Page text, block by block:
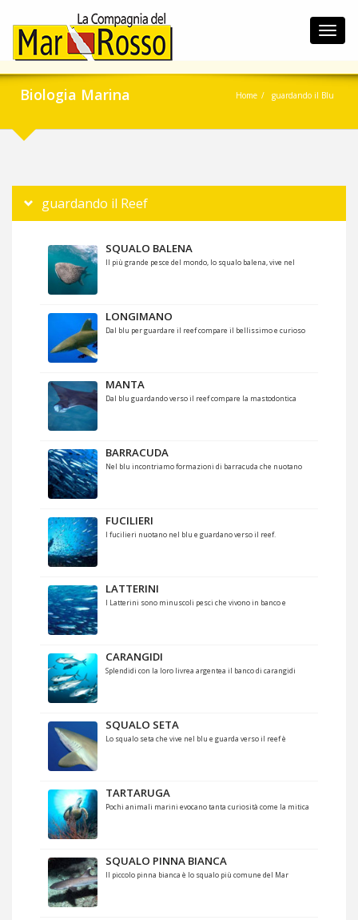
Biologia Marina Home guardando il Blu
guardando il Reef
SQUALO BALENA
Il più grande pesce del mondo, lo squalo balena, vive nel
LONGIMANO
Dal blu per guardare il reef compare il bellissimo e curioso
MANTA
Dal blu guardando verso il reef compare la mastodontica
BARRACUDA
Nel blu incontriamo formazioni di barracuda che nuotano
FUCILIERI
I fucilieri nuotano nel blu e guardano verso il reef.
LATTERINI
I Latterini sono minuscoli pesci che vivono in banco e
CARANGIDI
Splendidi con la loro livrea argentea il banco di carangidi
SQUALO SETA
Lo squalo seta che vive nel blu e guarda verso il reef è
TARTARUGA
Pochi animali marini evocano tanta curiosità come la mitica
SQUALO PINNA BIANCA
Il piccolo pinna bianca è lo squalo più comune del Mar